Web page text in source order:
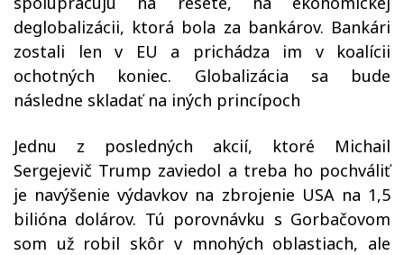
deglobalizácii, ktorá bola za bankárov. Bankári
zostali len v EU a prichádza im v koalícii
ochotných koniec. Globalizácia sa bude
následne skladať na iných princípoch
Jednu z posledných akcií, ktoré Michail
Sergejevič Trump zaviedol a treba ho pochváliť
je navýšenie výdavkov na zbrojenie USA na 1,5
bilióna dolárov. Tú porovnávku s Gorbačovom
som už robil skôr v mnohých oblastiach, ale